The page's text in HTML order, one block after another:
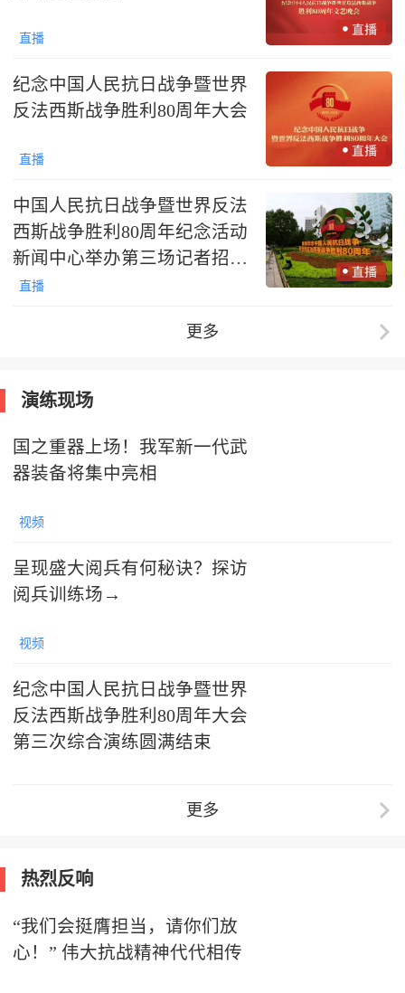
直播
纪念中国人民抗日战争暨世界
反法西斯战争胜利80周年大会
直播
中国人民抗日战争暨世界反法
西斯战争胜利80周年纪念活动
新闻中心举办第三场记者招待
会
直播
更多
演练现场
国之重器上场！我军新一代武
器装备将集中亮相
视频
呈现盛大阅兵有何秘诀？探访
阅兵训练场→
视频
纪念中国人民抗日战争暨世界
反法西斯战争胜利80周年大会
第三次综合演练圆满结束
更多
热烈反响
“我们会挺膺担当，请你们放
心！” 伟大抗战精神代代相传